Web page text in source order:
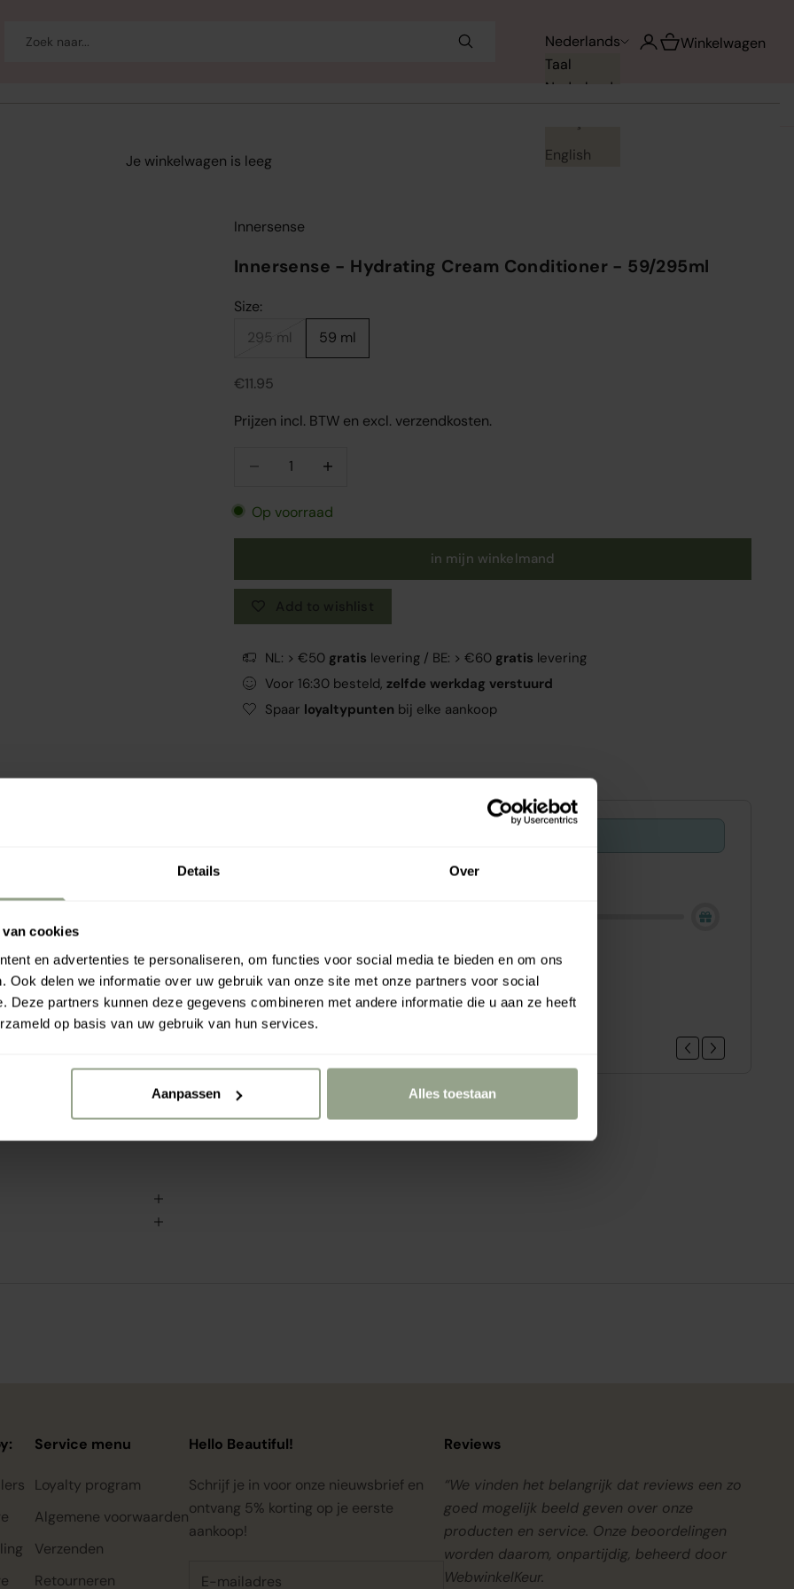
Details Over
cookies
en advertenties te personaliseren, om functies voor social media te bieden en om ons
Ook delen we informatie over uw gebruik van onze site met onze partners voor social
Deze partners kunnen deze gegevens combineren met andere informatie die u aan ze heeft
op basis van uw gebruik van hun services.
Aanpassen Alles toestaan
Nederlands
Taal
Nederlands
English
Accountpagina openen
Winkelwagen
Winkelwagen
Je winkelwagen is leeg
Innersense
Innersense - Hydrating Cream Conditioner - 59/295ml
Size:
295 ml
59 ml
Aanbiedingsprijs
€11.95
Prijzen incl. BTW en excl. verzendkosten.
Aantal verlagenAantal verlagen
Op voorraad
in mijn winkelmand
NL: > €50 gratis levering / BE: > €60 gratis levering
Voor 16:30 besteld, zelfde werkdag verstuurd
Spaar loyaltypunten bij elke aankoop
Your free gift is waiting - Shop now!
Rahua aloe vera hair gel mini, 22ml
€0.00 €7.95
haarverzorging zijn:
haar.
conditioner. Monoi-
haar in bedwang,
siliconenvrije formule
Service menu
Loyalty program
Algemene voorwaarden
Verzenden
Retourneren
Hello Beautiful!
Schrijf je in voor onze nieuwsbrief en
ontvang 5% korting op je eerste
aankoop!
Reviews
“We vinden het belangrijk dat reviews een zo
goed mogelijk beeld geven over onze
producten en service. Onze beoordelingen
worden daarom, onpartijdig, beheerd door
WebwinkelKeur.